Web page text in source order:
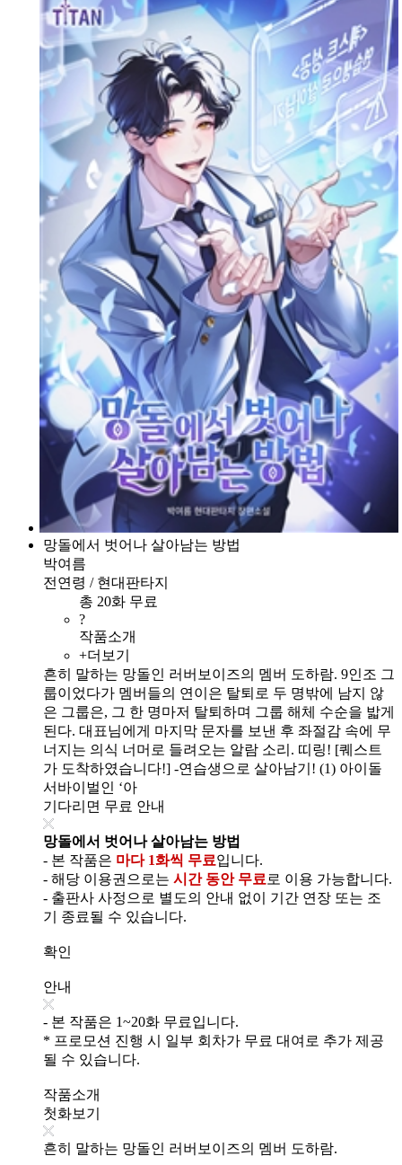
망돌에서 벗어나 살아남는 방법
박여름
전연령 / 현대판타지
총 20화 무료
?
작품소개
+더보기
흔히 말하는 망돌인 러버보이즈의 멤버 도하람. 9인조 그
룹이었다가 멤버들의 연이은 탈퇴로 두 명밖에 남지 않
은 그룹은, 그 한 명마저 탈퇴하며 그룹 해체 수순을 밟게
된다. 대표님에게 마지막 문자를 보낸 후 좌절감 속에 무
너지는 의식 너머로 들려오는 알람 소리. 띠링! [퀘스트
가 도착하였습니다!] -연습생으로 살아남기! (1) 아이돌
서바이벌인 ‘아
기다리면 무료 안내
망돌에서 벗어나 살아남는 방법
- 본 작품은 마다 1화씩 무료입니다.
- 해당 이용권으로는 시간 동안 무료 로 이용 가능합니다.
- 출판사 사정으로 별도의 안내 없이 기간 연장 또는 조
기 종료될 수 있습니다.
확인
안내
- 본 작품은 1~20화 무료입니다.
* 프로모션 진행 시 일부 회차가 무료 대여로 추가 제공
될 수 있습니다.
작품소개
첫화보기
흔히 말하는 망돌인 러버보이즈의 멤버 도하람.